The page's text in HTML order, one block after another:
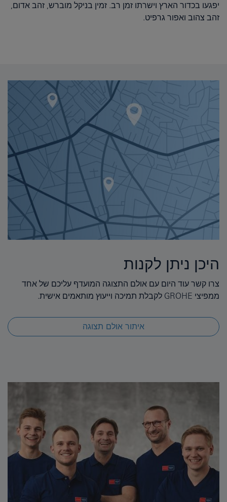
יפגעו בכדור הארץ וישרתו זמן רב. זמין בניקל מוברש, זהב אדום,
זהב צהוב ואפור גרפיט.
היכן ניתן לקנות
צרו קשר עוד היום עם אולם התצוגה המועדף עליכם של אחד
ממפיצי GROHE לקבלת תמיכה וייעוץ מותאמים אישית.
איתור אולם תצוגה